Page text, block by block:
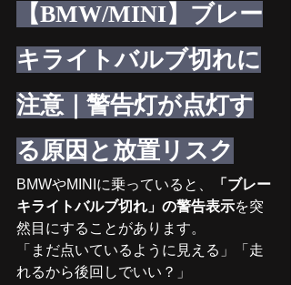
【BMW/MINI】ブレー
キライトバルブ切れに
注意｜警告灯が点灯す
る原因と放置リスク
BMWやMINIに乗っていると、
「ブレー
キライトバルブ切れ」の警告表示を突
然目にすることがあります。
「まだ点いているように見える」「走
れるから後回しでいい？」